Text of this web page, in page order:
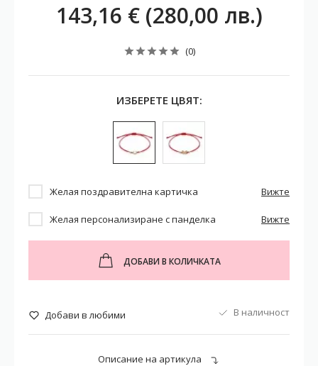
143,16 € (280,00 лв.)
(0)
ИЗБЕРЕТЕ ЦВЯТ:
Желая поздравителна картичка Вижте
Желая персонализиране с панделка Вижте
ДОБАВИ В КОЛИЧКАТА
Добави в любими В наличност
Описание на артикула